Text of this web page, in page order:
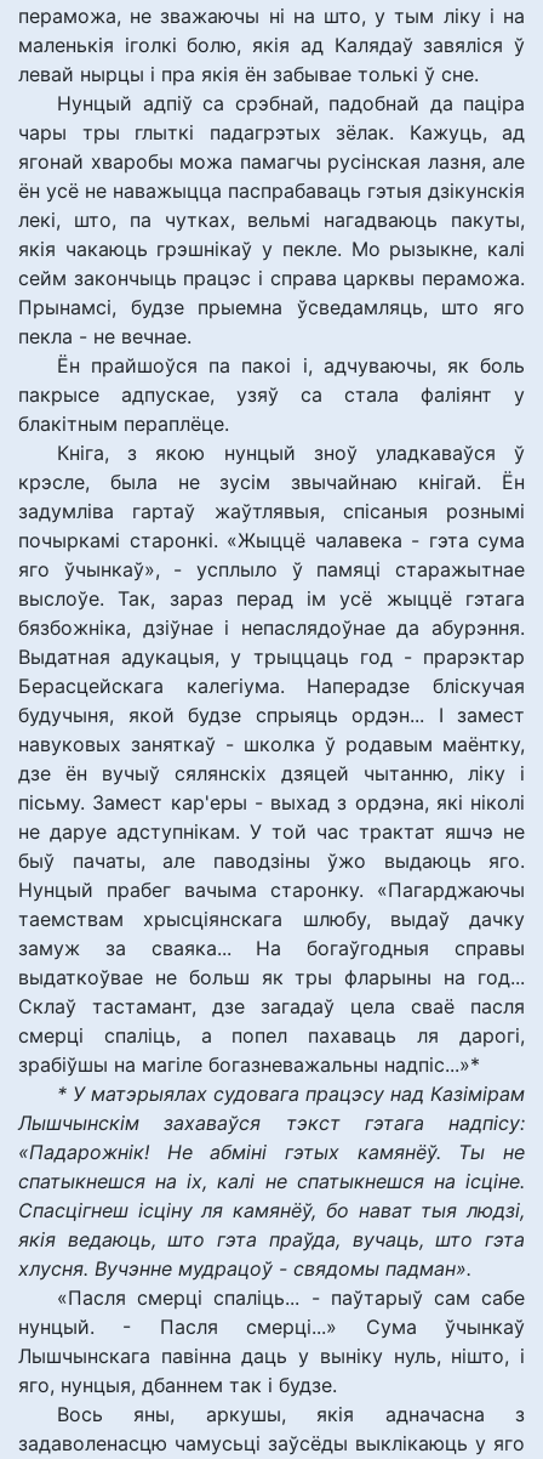
пераможа, не зважаючы ні на што, у тым ліку і на
маленькія іголкі болю, якія ад Калядаў завяліся ў
левай нырцы і пра якія ён забывае толькі ў сне.
Нунцый адпіў са срэбнай, падобнай да паціра
чары тры глыткі падагрэтых зёлак. Кажуць, ад
ягонай хваробы можа памагчы русінская лазня, але
ён усё не наважыцца паспрабаваць гэтыя дзікунскія
лекі, што, па чутках, вельмі нагадваюць пакуты,
якія чакаюць грэшнікаў у пекле. Мо рызыкне, калі
сейм закончыць працэс і справа царквы пераможа.
Прынамсі, будзе прыемна ўсведамляць, што яго
пекла - не вечнае.
Ён прайшоўся па пакоі і, адчуваючы, як боль
пакрысе адпускае, узяў са стала фаліянт у
блакітным пераплёце.
Кніга, з якою нунцый зноў уладкаваўся ў
крэсле, была не зусім звычайнаю кнігай. Ён
задумліва гартаў жаўтлявыя, спісаныя рознымі
почыркамі старонкі. «Жыццё чалавека - гэта сума
яго ўчынкаў», - усплыло ў памяці старажытнае
выслоўе. Так, зараз перад ім усё жыццё гэтага
бязбожніка, дзіўнае і непаслядоўнае да абурэння.
Выдатная адукацыя, у трыццаць год - прарэктар
Берасцейскага калегіума. Наперадзе бліскучая
будучыня, якой будзе спрыяць ордэн... І замест
навуковых заняткаў - школка ў родавым маёнтку,
дзе ён вучыў сялянскіх дзяцей чытанню, ліку і
пісьму. Замест кар'еры - выхад з ордэна, які ніколі
не даруе адступнікам. У той час трактат яшчэ не
быў пачаты, але паводзіны ўжо выдаюць яго.
Нунцый прабег вачыма старонку. «Пагарджаючы
таемствам хрысціянскага шлюбу, выдаў дачку
замуж за сваяка... На богаўгодныя справы
выдаткоўвае не больш як тры фларыны на год...
Склаў тастамант, дзе загадаў цела сваё пасля
смерці спаліць, а попел пахаваць ля дарогі,
зрабіўшы на магіле богазневажальны надпіс...»*
* У матэрыялах судовага працэсу над Казімірам
Лышчынскім захаваўся тэкст гэтага надпісу:
«Падарожнік! Не абміні гэтых камянёў. Ты не
спатыкнешся на іх, калі не спатыкнешся на ісціне.
Спасцігнеш ісціну ля камянёў, бо нават тыя людзі,
якія ведаюць, што гэта праўда, вучаць, што гэта
хлусня. Вучэнне мудрацоў - свядомы падман».
«Пасля смерці спаліць... - паўтарыў сам сабе
нунцый. - Пасля смерці...» Сума ўчынкаў
Лышчынскага павінна даць у выніку нуль, нішто, і
яго, нунцыя, дбаннем так і будзе.
Вось яны, аркушы, якія адначасна з
задаволенасцю чамусьці заўсёды выклікаюць у яго